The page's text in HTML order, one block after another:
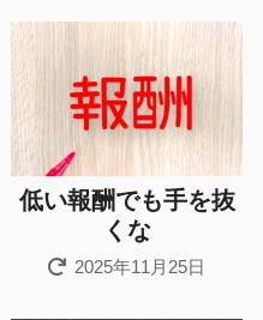
低い報酬でも手を抜
くな
2025年11月25日